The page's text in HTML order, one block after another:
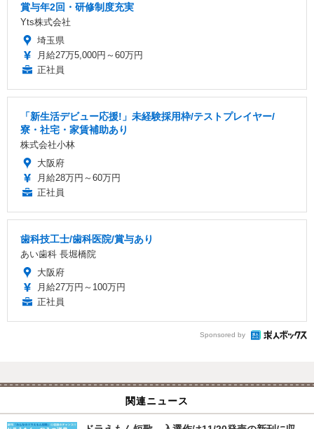
賞与年2回・研修制度充実
Yts株式会社
埼玉県
月給27万5,000円～60万円
正社員
「新生活デビュー応援!」未経験採用枠/テストプレイヤー/
寮・社宅・家賃補助あり
株式会社小林
大阪府
月給28万円～60万円
正社員
歯科技工士/歯科医院/賞与あり
あい歯科 長堀橋院
大阪府
月給27万円～100万円
正社員
Sponsored by
関連ニュース